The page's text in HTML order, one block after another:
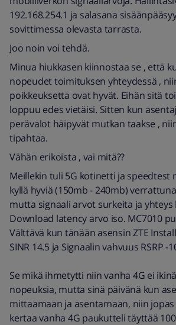
192.168.254.1 ja salasana
sovittimessa olevasta tarrasta.
Joo noin voi tehdä.
Minua hiukkasen kiinnostaa se , että
nopeudet toimituksen yhteydessä ,
poikkeuksetta ovat hyvät. Eihän sitä
loppuu edes vietäisi. Sitten kun
perävalot häipyvät mutkan taakse ,
tipahtaa.
Vähän erikoista , vai mitä??
Meillekin tuli 5G kotinetti ja speedtest
kyllä hyviä (150mb - 240mb)
mutta signaali arvot surkeita ja yhteys
Download latency arvo iso. MC7010
Välttävä kun tänään asensin ZTE
SINR 14.5 ja Signaalin vahvuus RSRP -
Se mikä ihmetytti niin vanha 4G ei
nopeuksia, mutta sinä päivänä kun
mittaamaan ja asentamaan, niin
kertaa vanha 4G paukutteli täyttää